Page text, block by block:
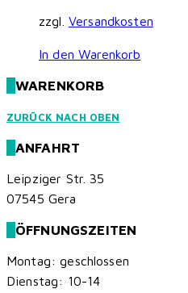
zzgl. Versandkosten
In den Warenkorb
WARENKORB
ZURÜCK NACH OBEN
ANFAHRT
Leipziger Str. 35
07545 Gera
ÖFFNUNGSZEITEN
Montag: geschlossen
Dienstag: 10-14